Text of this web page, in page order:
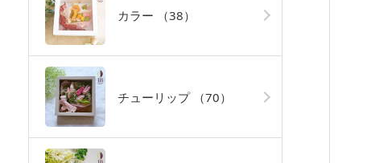
カラー （38）
チューリップ （70）